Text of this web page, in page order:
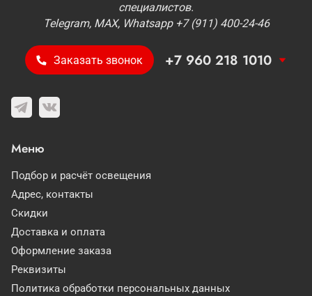
специалистов.
Telegram, MAX, Whatsapp +7 (911) 400-24-46
Заказать звонок +7 960 218 1010
Меню
Подбор и расчёт освещения
Адрес, контакты
Скидки
Доставка и оплата
Оформление заказа
Реквизиты
Политика обработки персональных данных